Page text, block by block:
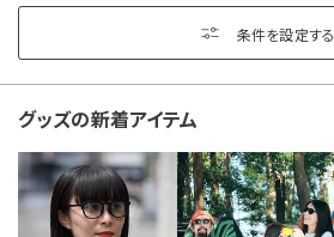
Y
Z
OTHERS
条件を設定する
グッズの新着アイテム